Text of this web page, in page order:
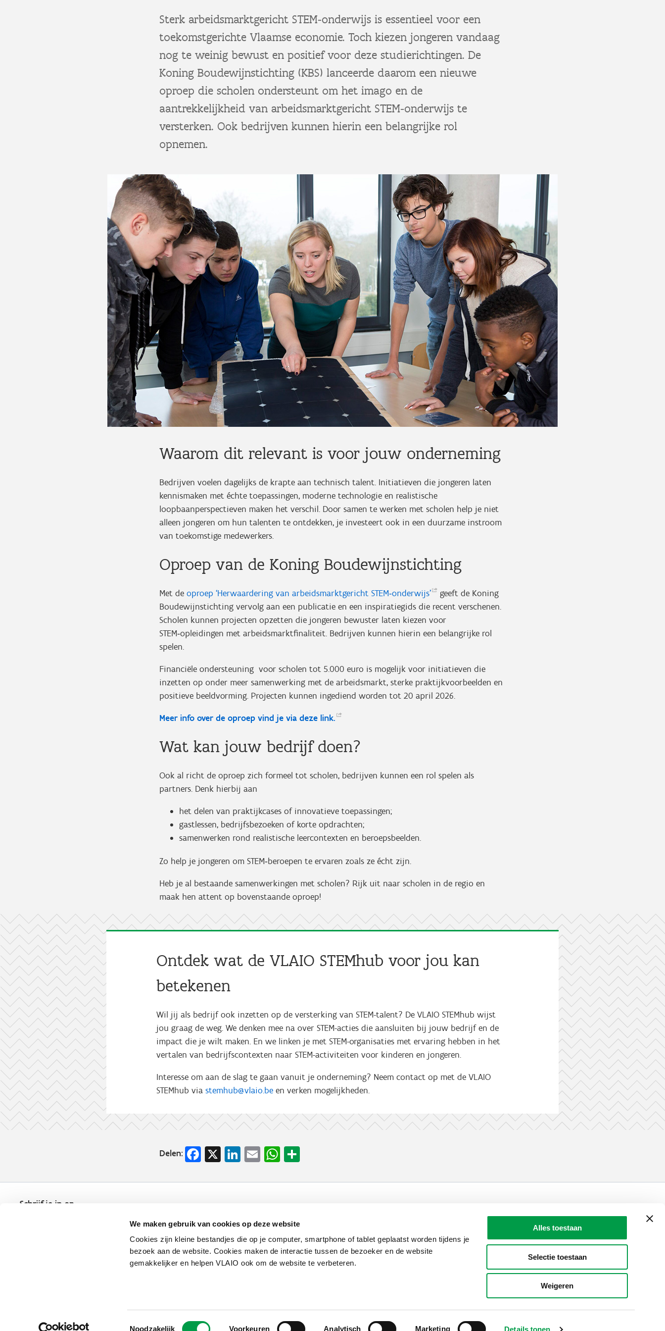
We maken gebruik van cookies op deze website
Cookies zijn kleine bestandjes die op je computer, smartphone of tablet geplaatst worden tijdens je
bezoek aan de website. Cookies maken de interactie tussen de bezoeker en de website
gemakkelijker en helpen VLAIO ook om de website te verbeteren.
Toestemmingsselectie
Noodzakelijk Voorkeuren Analytisch Marketing Details tonen
Alles toestaan
Selectie toestaan
Weigeren
Sterk arbeidsmarktgericht STEM‑onderwijs is essentieel voor een
toekomstgerichte Vlaamse economie. Toch kiezen jongeren vandaag
nog te weinig bewust en positief voor deze studierichtingen. De
Koning Boudewijnstichting (KBS) lanceerde daarom een nieuwe
oproep die scholen ondersteunt om het imago en de
aantrekkelijkheid van arbeidsmarktgericht STEM‑onderwijs te
versterken. Ook bedrijven kunnen hierin een belangrijke rol
opnemen.
Waarom dit relevant is voor jouw onderneming
Bedrijven voelen dagelijks de krapte aan technisch talent. Initiatieven die jongeren laten
kennismaken met échte toepassingen, moderne technologie en realistische
loopbaanperspectieven maken het verschil. Door samen te werken met scholen help je niet
alleen jongeren om hun talenten te ontdekken, je investeert ook in een duurzame instroom
van toekomstige medewerkers.
Oproep van de Koning Boudewijnstichting
Met deoproep ‘Herwaardering van arbeidsmarktgerichtSTEM‑onderwijs’
geeft de Koning
Boudewijnstichting vervolg aan een publicatie en een inspiratiegids die recent verschenen.
Scholen kunnen projecten opzetten die jongeren bewuster laten kiezen voor
STEM‑opleidingen met arbeidsmarktfinaliteit. Bedrijven kunnen hierin een belangrijke rol
spelen.
Financiële ondersteuning voor scholen tot 5.000 euro is mogelijk voor initiatieven die
inzetten op onder meer samenwerking met de arbeidsmarkt, sterke praktijkvoorbeelden en
positieve beeldvorming. Projecten kunnen ingediend worden tot 20 april 2026.
Meer info over de oproep vind je via deze link.
Wat kan jouw bedrijf doen?
Ook al richt de oproep zich formeel tot scholen, bedrijven kunnen een rol spelen als
partners. Denk hierbij aan
het delen van praktijkcases of innovatieve toepassingen;
gastlessen, bedrijfsbezoeken of korte opdrachten;
samenwerken rond realistische leercontexten en beroepsbeelden.
Zo help je jongeren om STEM‑beroepen te ervaren zoals ze écht zijn.
Heb je al bestaande samenwerkingen met scholen? Rijk uit naar scholen in de regio en
maak hen attent op bovenstaande oproep!
Ontdek wat de VLAIO STEMhub voor jou kan
betekenen
Wil jij als bedrijf ook inzetten op de versterking van STEM-talent? De VLAIO STEMhub wijst
jou graag de weg. We denken mee na over STEM-acties die aansluiten bij jouw bedrijf en de
impact die je wilt maken. En we linken je met STEM-organisaties met ervaring hebben in het
vertalen van bedrijfscontexten naar STEM-activiteiten voor kinderen en jongeren.
Interesse om aan de slag te gaan vanuit je onderneming? Neem contact op met de VLAIO
STEMhub viastemhub@vlaio.be en verken mogelijkheden.
Delen: Facebook
X LinkedIn
EmailWhatsApp
Schrijf je in op
Communicatieverplichtingen & logo's Klachten, meldingen & fraudebestrijding